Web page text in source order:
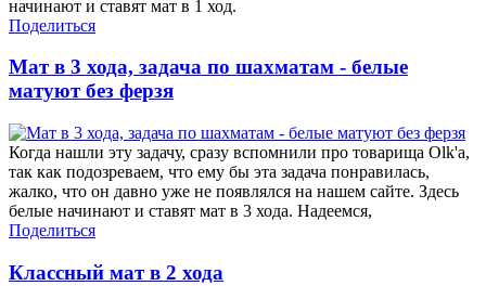
начинают и ставят мат в 1 ход.
Поделиться
Мат в 3 хода, задача по шахматам - белые
матуют без ферзя
Когда нашли эту задачу, сразу вспомнили про товарища Olk'а,
так как подозреваем, что ему бы эта задача понравилась,
жалко, что он давно уже не появлялся на нашем сайте. Здесь
белые начинают и ставят мат в 3 хода. Надеемся,
Поделиться
Классный мат в 2 хода